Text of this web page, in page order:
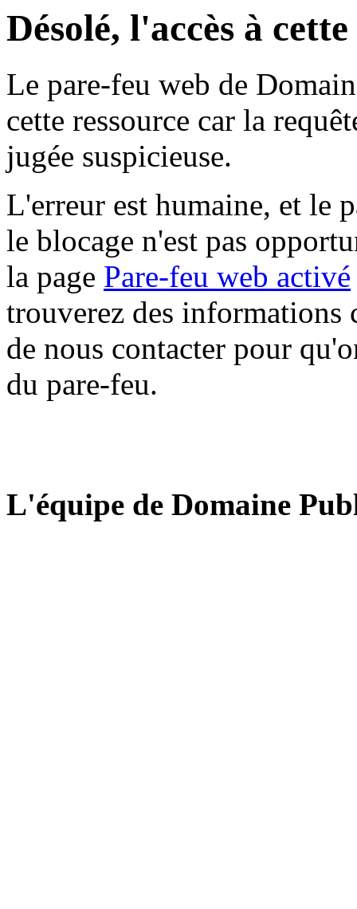
Désolé, l'accès à
Le pare-feu web de
cette ressource car la
jugée suspicieuse.
L'erreur est humaine, et le
le blocage n'est pas
la page Pare-feu web activé
trouverez des informations
de nous contacter pour
du pare-feu.
L'équipe de Domaine